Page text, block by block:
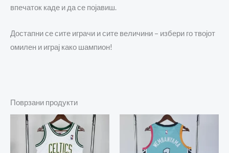
впечаток каде и да се појавиш.
Достапни се сите играчи и сите величини – избери го твојот
омилен и играј како шампион!
Поврзани продукти